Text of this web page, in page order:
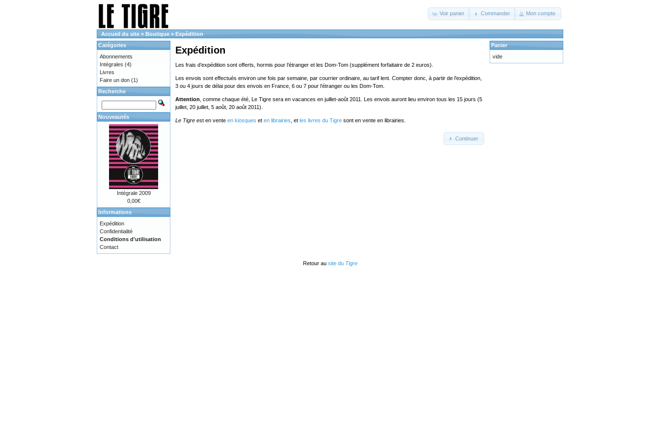
Voir panier Commander Mon compte
Accueil du site » Boutique » Expédition
Expédition
Les frais d’expédition sont offerts, hormis pour l’étranger et les Dom-Tom (supplément forfaitaire de 2 euros).
Les envois sont effectués environ une fois par semaine, par courrier ordinaire, au tarif lent. Compter donc, à partir de l’expédition,
3 ou 4 jours de délai pour des envois en France, 6 ou 7 pour l’étranger ou les Dom-Tom.
Attention , comme chaque été, Le Tigre sera en vacances en juillet-août 2011. Les envois auront lieu environ tous les 15 jours (5
juillet, 20 juillet, 5 août, 20 août 2011).
Le Tigre est en vente en kiosques et en librairies , et les livres du Tigre sont en vente en librairies.
Continuer
Catégories
Abonnements
Intégrales (4)
Livres
Faire un don (1)
Recherche
Nouveautés
Intégrale 2009
0,00€
Informations
Expédition
Confidentialité
Conditions d'utilisation
Contact
Panier
vide
Retour au site du Tigre